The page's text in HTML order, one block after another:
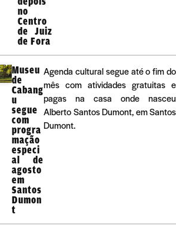
no
Centro
de Juiz
de Fora
Museu
de
Cabang
u
segue
com
progra
mação
especi
al de
agosto
em
Santos
Dumon
t
Agenda cultural segue até o fim do
mês com atividades gratuitas e
pagas na casa onde nasceu
Alberto Santos Dumont, em Santos
Dumont.